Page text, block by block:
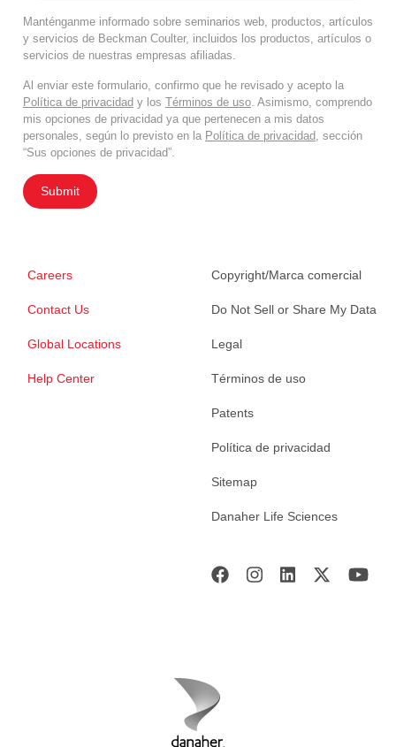
Manténganme informado sobre seminarios web, productos, artículos
y servicios de Beckman Coulter, incluidos los productos, artículos o
servicios de nuestras empresas afiliadas.
Al enviar este formulario, confirmo que he revisado y acepto la
Política de privacidad y los Términos de uso . Asimismo, comprendo
mis opciones de privacidad ya que pertenecen a mis datos
personales, según lo previsto en la Política de privacidad , sección
“Sus opciones de privacidad”.
Submit
Careers
Contact Us
Global Locations
Help Center
Copyright/Marca comercial
Do Not Sell or Share My Data
Legal
Términos de uso
Patents
Política de privacidad
Sitemap
Danaher Life Sciences